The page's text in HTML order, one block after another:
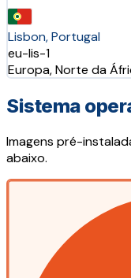
Lisbon, Portugal
eu-lis-1
Europa, Norte da
Sistema
Imagens pré-
abaixo.